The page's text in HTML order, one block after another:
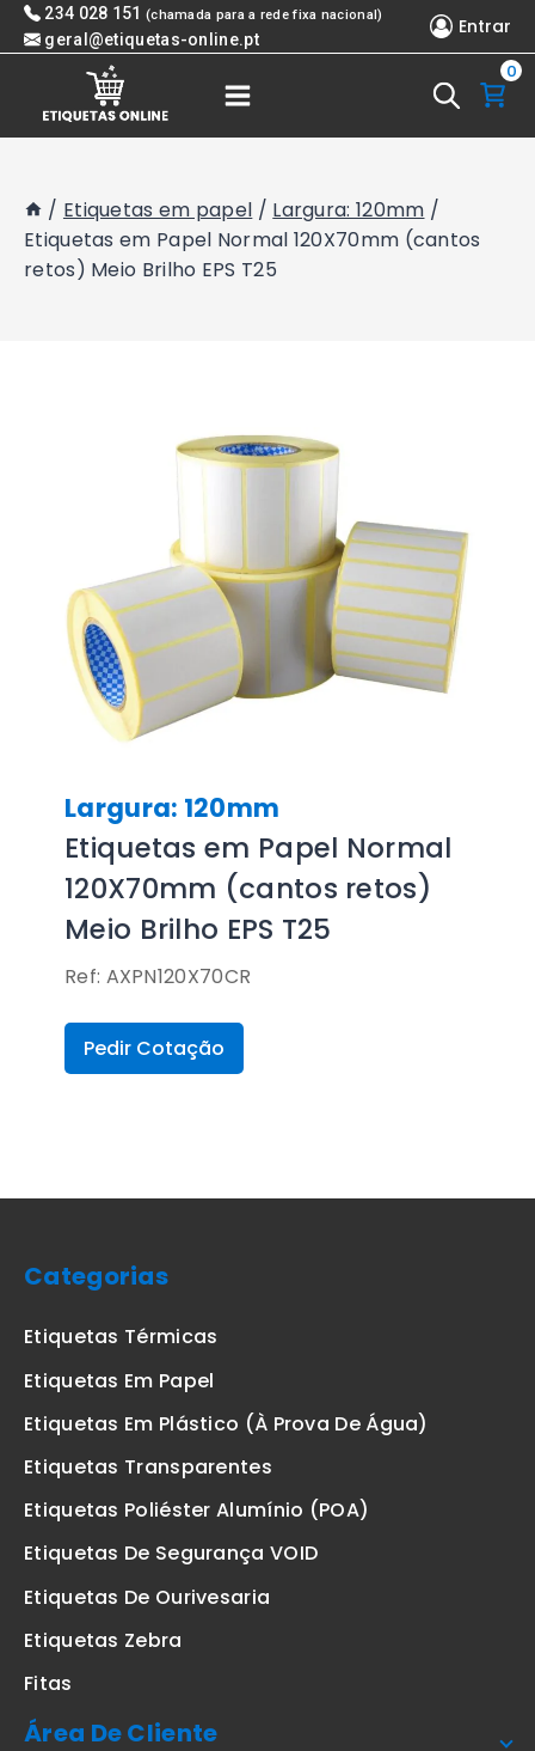
Skip 234 028 151 (chamada para a rede fixa nacional)
geral@etiquetas-online.pt
Entrar
0
/ Etiquetas em papel / Largura: 120mm /
Etiquetas em Papel Normal 120X70mm (cantos
retos) Meio Brilho EPS T25
Largura: 120mm
Etiquetas em Papel Normal
120X70mm (cantos retos)
Meio Brilho EPS T25
Ref: AXPN120X70CR
Pedir Cotação
Categorias
Etiquetas Térmicas
Etiquetas Em Papel
Etiquetas Em Plástico (à Prova De Água)
Etiquetas Transparentes
Etiquetas Poliéster Alumínio (POA)
Etiquetas De Segurança VOID
Etiquetas De Ourivesaria
Etiquetas Zebra
Fitas
Área De Cliente